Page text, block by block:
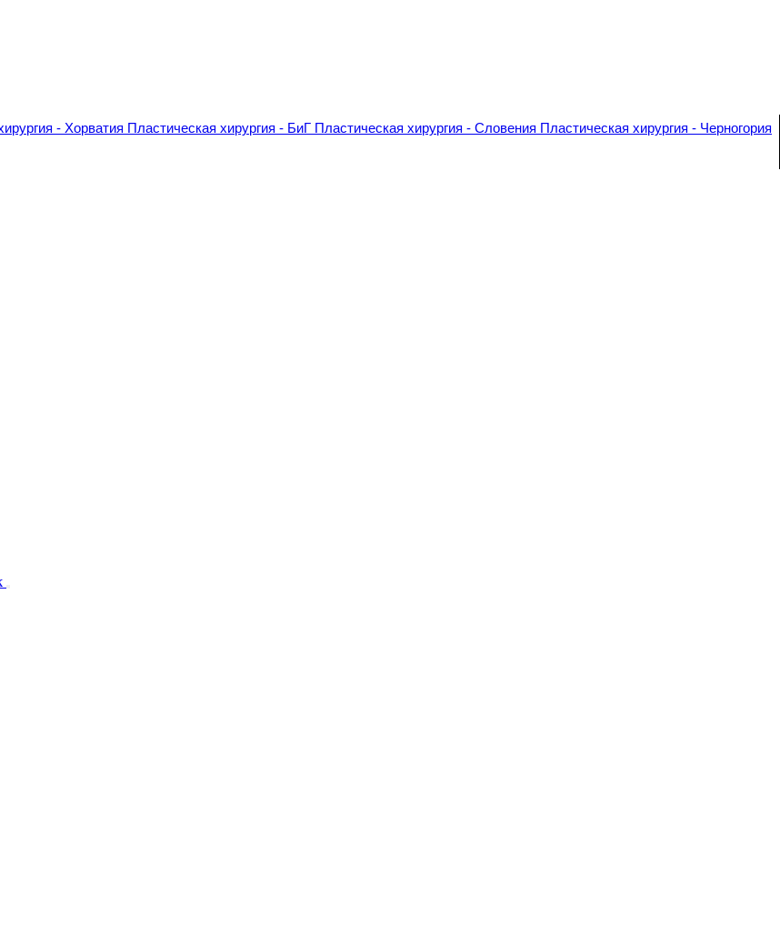
- Хорватия Пластическая хирургия - БиГ Пластическая хирургия - Словения Пластическая хирургия - Черногория